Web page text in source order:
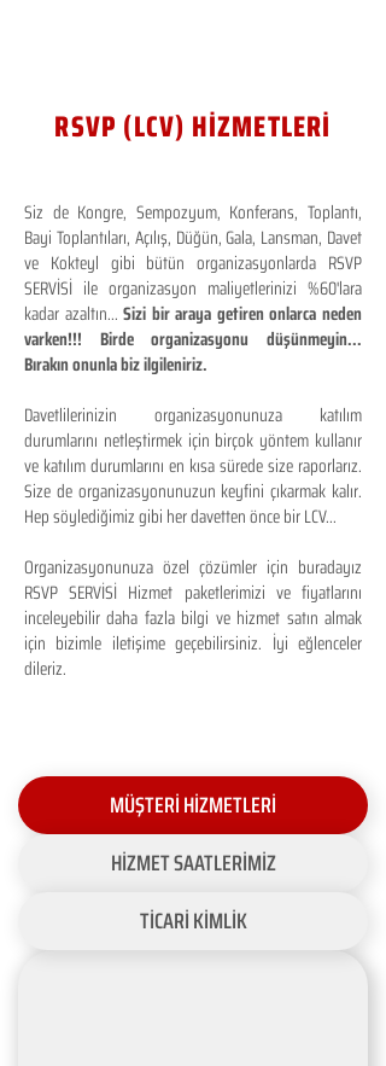
RSVP (LCV) HİZMETLERİ
Siz de Kongre, Sempozyum, Konferans, Toplantı,
Bayi Toplantıları, Açılış, Düğün, Gala, Lansman, Davet
ve Kokteyl gibi bütün organizasyonlarda RSVP
SERVİSİ ile organizasyon maliyetlerinizi %60'lara
kadar azaltın...Sizi bir araya getiren onlarca neden
varken!!! Birde organizasyonu düşünmeyin...
Bırakın onunla biz ilgileniriz.
Davetlilerinizin organizasyonunuza katılım
durumlarını netleştirmek için birçok yöntem kullanır
ve katılım durumlarını en kısa sürede size raporlarız.
Size de organizasyonunuzun keyfini çıkarmak kalır.
Hep söylediğimiz gibi her davetten önce bir LCV...
Organizasyonunuza özel çözümler için buradayız
RSVP SERVİSİ Hizmet paketlerimizi ve fiyatlarını
inceleyebilir daha fazla bilgi ve hizmet satın almak
için bizimle iletişime geçebilirsiniz. İyi eğlenceler
dileriz.
MÜŞTERİ HİZMETLERİ
HİZMET SAATLERİMİZ
TİCARİ KİMLİK